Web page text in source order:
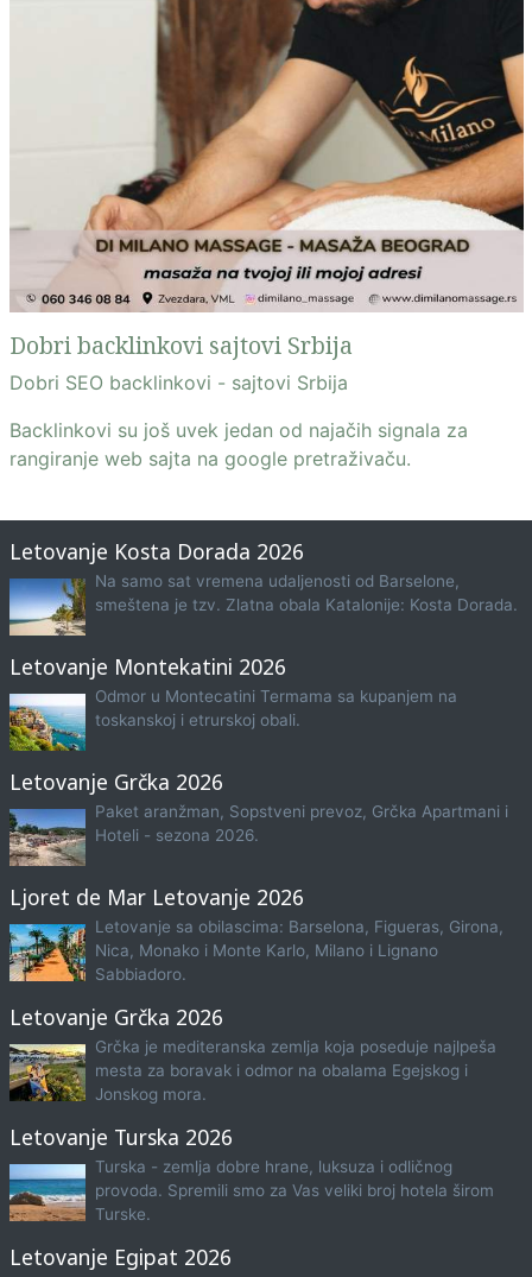
Dobri backlinkovi sajtovi Srbija
Dobri SEO backlinkovi - sajtovi Srbija
Backlinkovi su još uvek jedan od najačih signala za
rangiranje web sajta na google pretraživaču.
Letovanje Kosta Dorada 2026
Na samo sat vremena udaljenosti od Barselone,
smeštena je tzv. Zlatna obala Katalonije: Kosta Dorada.
Letovanje Montekatini 2026
Odmor u Montecatini Termama sa kupanjem na
toskanskoj i etrurskoj obali.
Letovanje Grčka 2026
Paket aranžman, Sopstveni prevoz, Grčka Apartmani i
Hoteli - sezona 2026.
Ljoret de Mar Letovanje 2026
Letovanje sa obilascima: Barselona, Figueras, Girona,
Nica, Monako i Monte Karlo, Milano i Lignano
Sabbiadoro.
Letovanje Grčka 2026
Grčka je mediteranska zemlja koja poseduje najlpeša
mesta za boravak i odmor na obalama Egejskog i
Jonskog mora.
Letovanje Turska 2026
Turska - zemlja dobre hrane, luksuza i odličnog
provoda. Spremili smo za Vas veliki broj hotela širom
Turske.
Letovanje Egipat 2026